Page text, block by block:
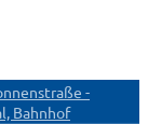
-
Bahnhof